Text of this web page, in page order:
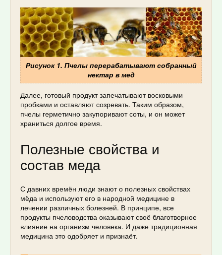
Рисунок 1. Пчелы перерабатывают собранный
нектар в мед
Далее, готовый продукт запечатывают восковыми
пробками и оставляют созревать. Таким образом,
пчелы герметично закупоривают соты, и он может
храниться долгое время.
Полезные свойства и
состав меда
С давних времён люди знают о полезных свойствах
мёда и используют его в народной медицине в
лечении различных болезней. В принципе, все
продукты пчеловодства оказывают своё благотворное
влияние на организм человека. И даже традиционная
медицина это одобряет и признаёт.